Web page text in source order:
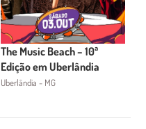
The Music Beach – 10ª
Edição em Uberlândia
Uberlândia - MG